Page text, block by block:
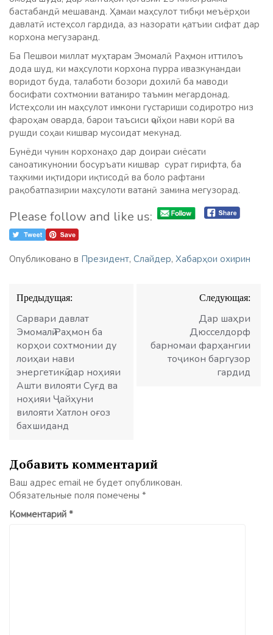
бастабандӣ мешаванд. Ҳамаи маҳсулот тибқи меъёрҳои
давлатӣ истеҳсол гардида, аз назорати қатъии сифат дар
корхона мегузаранд.
Ба Пешвои миллат муҳтарам Эмомалӣ Раҳмон иттилоъ
дода шуд, ки маҳсулоти корхона пурра ивазкунандаи
воридот буда, талаботи бозори дохилӣ ба маводи
босифати сохтмонии ватаниро таъмин мегардонад.
Истеҳсоли ин маҳсулот имкони густариши содиротро низ
фароҳам оварда, барои таъсиси ҷойҳои нави корӣ ва
рушди соҳаи кишвар мусоидат мекунад.
Бунёди чунин корхонаҳо дар доираи сиёсати
саноатикунонии босуръати кишвар сурат гирифта, ба
таҳкими иқтидори иқтисодӣ ва боло рафтани
рақобатпазирии маҳсулоти ватанӣ замина мегузорад.
Please follow and like us:
Опубликовано в Президент, Слайдер, Хабарҳои охирин
Навигация
по
записям
Предыдущая:
Сарвари давлат
Эмомалӣ Раҳмон ба
корҳои сохтмонии ду
лоиҳаи нави
энергетикӣ дар ноҳияи
Ашти вилояти Суғд ва
ноҳияи Ҷайҳуни
вилояти Хатлон оғоз
бахшиданд
Следующая:
Дар шаҳри
Дюсселдорф
барномаи фарҳангии
тоҷикон баргузор
гардид
Добавить комментарий
Ваш адрес email не будет опубликован.
Обязательные поля помечены *
Комментарий *